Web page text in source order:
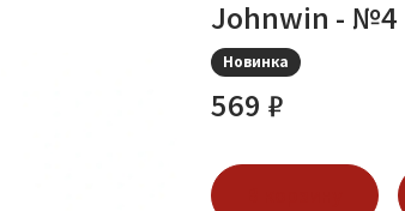
Johnwin - №4
Новинка
569 ₽